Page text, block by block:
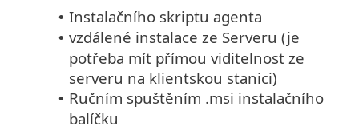
• Instalačního skriptu agenta
• vzdálené instalace ze Serveru (je
potřeba mít přímou viditelnost ze
serveru na klientskou stanici)
• Ručním spuštěním .msi instalačního
balíčku